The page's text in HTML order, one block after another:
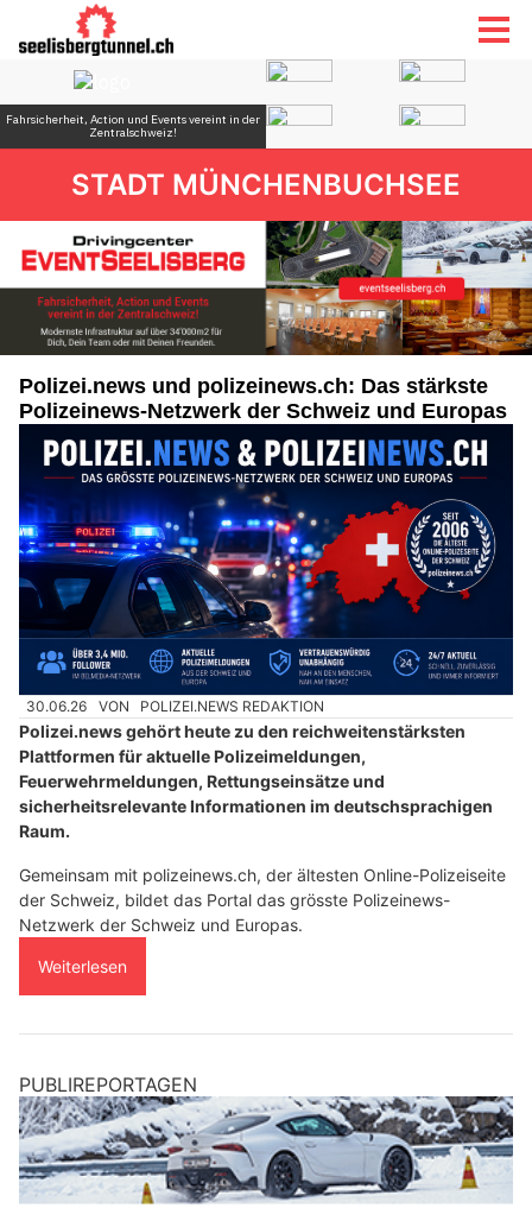
STADT MÜNCHENBUCHSEE
Polizei.news und polizeinews.ch: Das stärkste
Polizeinews-Netzwerk der Schweiz und Europas
30.06.26 VON POLIZEI.NEWS REDAKTION
Polizei.news gehört heute zu den reichweitenstärksten
Plattformen für aktuelle Polizeimeldungen,
Feuerwehrmeldungen, Rettungseinsätze und
sicherheitsrelevante Informationen im deutschsprachigen
Raum.
Gemeinsam mit polizeinews.ch, der ältesten Online-Polizeiseite
der Schweiz, bildet das Portal das grösste Polizeinews-
Netzwerk der Schweiz und Europas.
Weiterlesen
PUBLIREPORTAGEN